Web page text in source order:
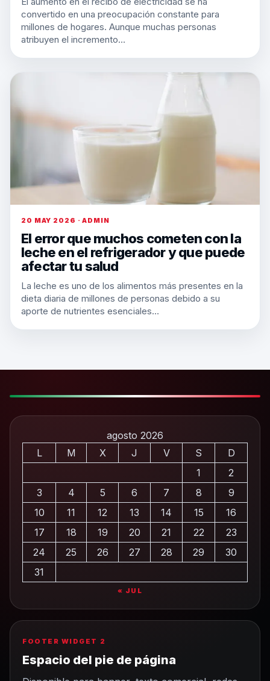
convertido en una preocupación constante para
millones de hogares. Aunque muchas personas
atribuyen el incremento…
20 MAY 2026 · ADMIN
El error que muchos cometen con la
leche en el refrigerador y que puede
afectar tu salud
La leche es uno de los alimentos más presentes en la
dieta diaria de millones de personas debido a su
aporte de nutrientes esenciales…
agosto 2026
L
M X J V S
D
1
2
3
4 5 6 7 8
9
10
11 12 13 14 15
16
17
18 19 20 21 22
23
24
25 26 27 28 29
30
31
« JUL
FOOTER WIDGET 2
Espacio del pie de página